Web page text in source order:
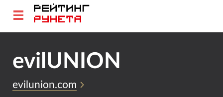
evilUNION
evilunion.com